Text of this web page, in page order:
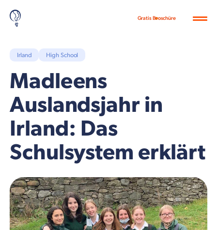
Gratis Broschüre
Irland High School
Madleens
Auslandsjahr in
Irland: Das
Schulsystem erklärt